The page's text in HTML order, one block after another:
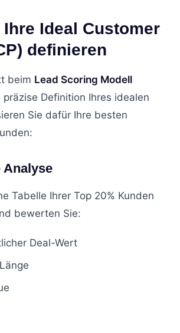
Ideal Customer
definieren
beim Lead Scoring Modell
präzise Definition Ihres idealen
Sie dafür Ihre besten
Analyse
Tabelle Ihrer Top 20% Kunden
bewerten Sie:
Deal-Wert